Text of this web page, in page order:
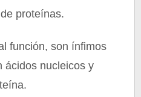
proteínas.
función, son ínfimos
ácidos nucleicos y